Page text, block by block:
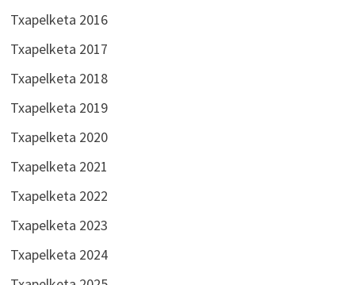
Txapelketa 2016
Txapelketa 2017
Txapelketa 2018
Txapelketa 2019
Txapelketa 2020
Txapelketa 2021
Txapelketa 2022
Txapelketa 2023
Txapelketa 2024